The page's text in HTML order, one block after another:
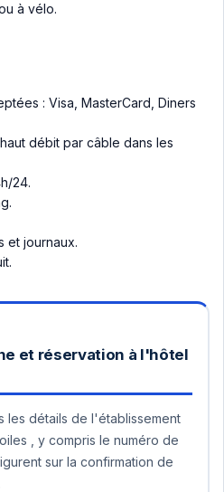
à vélo.
: Visa, MasterCard, Diners
débit par câble dans les
24.
et journaux.
et réservation à l'hôtel
les détails de l'établissement
, y compris le numéro de
sur la confirmation de